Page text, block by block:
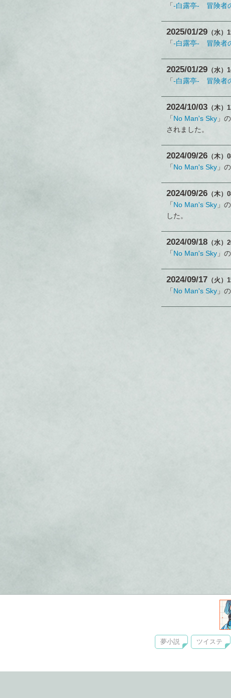
「 -白露亭- 冒険者
2025 01 29 （水）
「 -白露亭- 冒険者
2025 01 29 （水）
「-白露亭- 冒険者
2024 10 03 （木）
「 No Man's Sky 」
されました。
2024 09 26 （木）
「 No Man's Sky 」
2024 09 26 （木）
「No Man's Sky 」
した。
2024 09 18 （水）
「 No Man's Sky 」
2024 09 17 （火）
「 No Man's Sky 」
夢小説 ツイステ